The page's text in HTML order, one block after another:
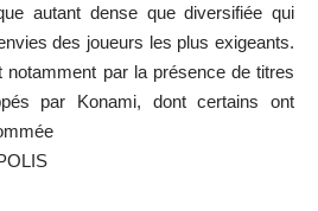
autant dense que diversifiée qui
des joueurs les plus exigeants.
par la présence de titres
par Konami, dont certains ont